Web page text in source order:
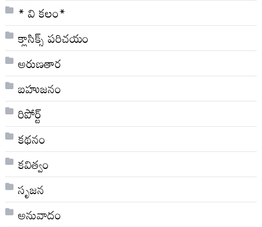
* వి క‌లం*
క్లాసిక్స్ ప‌రిచ‌యం
అరుణతార
బహుజనం
రిపోర్ట్
కథనం
కవిత్వం
సృజన
అనువాదం